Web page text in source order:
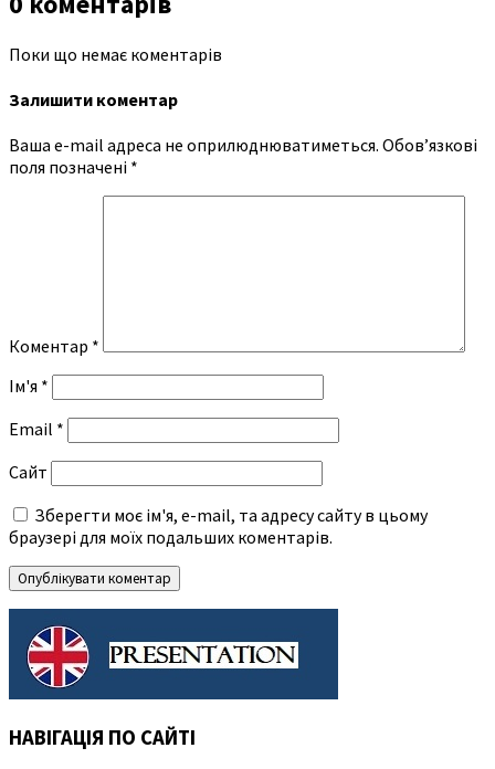
Поки що немає коментарів
Залишити коментар
Ваша e-mail адреса не оприлюднюватиметься. Обов’язкові
поля позначені *
Коментар *
Ім'я *
Email *
Сайт
Зберегти моє ім'я, e-mail, та адресу сайту в цьому
браузері для моїх подальших коментарів.
НАВІГАЦІЯ ПО САЙТІ